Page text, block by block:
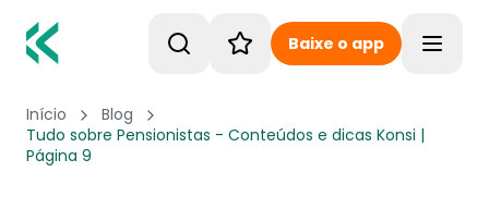
Baixe o app
Início
Blog
Tudo sobre Pensionistas - Conteúdos e dicas Konsi |
Página 9